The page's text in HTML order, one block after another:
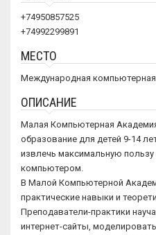
+74950857525
+74992299891
МЕСТО
Международная
ОПИСАНИЕ
Малая Компьютерная
образование для детей 9-14
извлечь максимальную
компьютером.
В Малой Компьютерной
практические навыки и
Преподаватели-практики
интернет-сайты,